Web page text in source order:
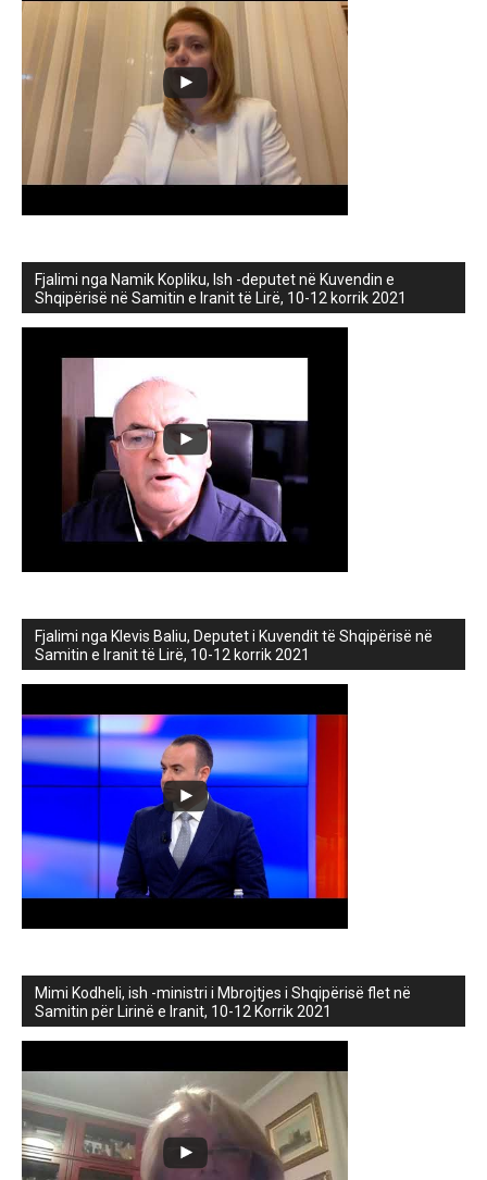
Fjalimi nga Namik Kopliku, Ish -deputet në Kuvendin e
Shqipërisë në Samitin e Iranit të Lirë, 10-12 korrik 2021
Fjalimi nga Klevis Baliu, Deputet i Kuvendit të Shqipërisë në
Samitin e Iranit të Lirë, 10-12 korrik 2021
Mimi Kodheli, ish -ministri i Mbrojtjes i Shqipërisë flet në
Samitin për Lirinë e Iranit, 10-12 Korrik 2021